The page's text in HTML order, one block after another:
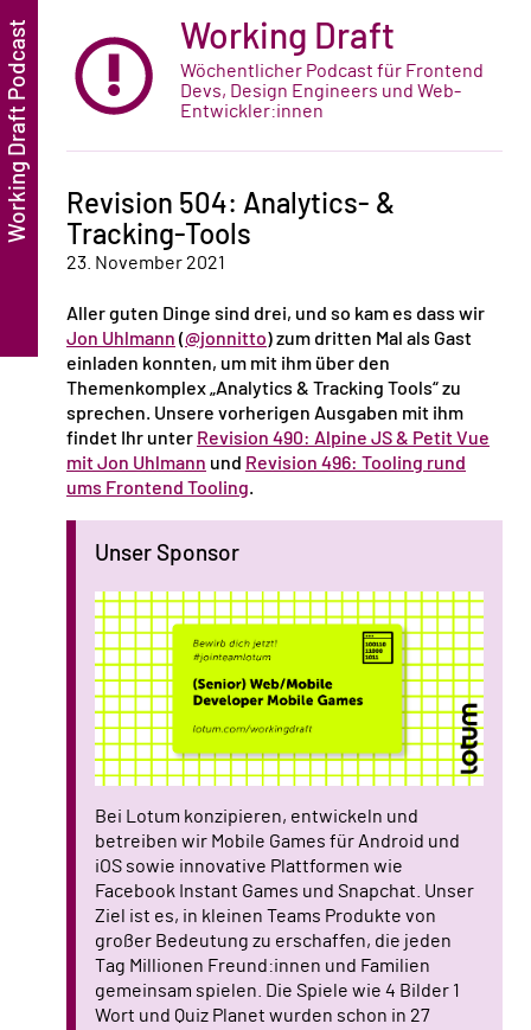
Working Draft
Wöchentlicher Podcast für Frontend
Devs, Design Engineers und Web-
Entwickler:innen
Revision 504: Analytics- &
Tracking-Tools
23. November 2021
Aller guten Dinge sind drei, und so kam es dass wir
Jon Uhlmann (@jonnitto) zum dritten Mal als Gast
einladen konnten, um mit ihm über den
Themenkomplex „Analytics & Tracking Tools“ zu
sprechen. Unsere vorherigen Ausgaben mit ihm
findet Ihr unter Revision 490: Alpine JS & Petit Vue
mit Jon Uhlmann und Revision 496: Tooling rund
ums Frontend Tooling.
Unser Sponsor
Bei Lotum konzipieren, entwickeln und
betreiben wir Mobile Games für Android und
iOS sowie innovative Plattformen wie
Facebook Instant Games und Snapchat. Unser
Ziel ist es, in kleinen Teams Produkte von
großer Bedeutung zu erschaffen, die jeden
Tag Millionen Freund:innen und Familien
gemeinsam spielen. Die Spiele wie 4 Bilder 1
Wort und Quiz Planet wurden schon in 27